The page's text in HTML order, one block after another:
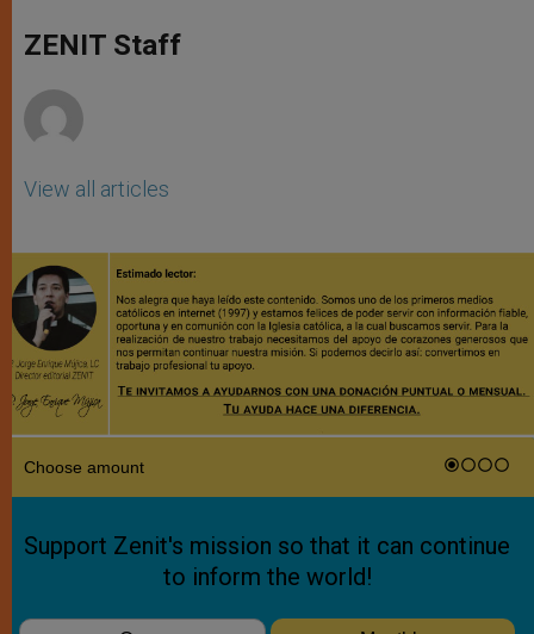
p
p
g
e
o
k
ZENIT Staff
View all articles